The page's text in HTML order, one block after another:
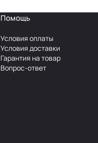
Помощь
Условия оплаты
Условия доставки
Гарантия на товар
Вопрос-ответ